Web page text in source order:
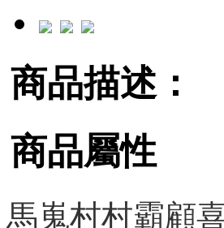
商品描述：
商品屬性
馬嵬村村霸顧